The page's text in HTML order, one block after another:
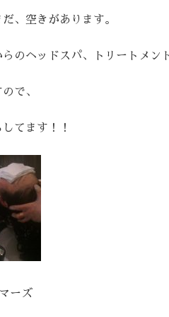
、空きがあります。
らのヘッドスパ、トリートメン
で、
てます！！
ーズ